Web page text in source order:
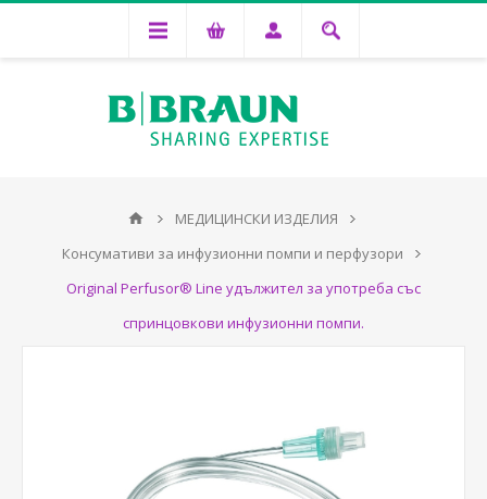
МЕДИЦИНСКИ ИЗДЕЛИЯ
Консумативи за инфузионни помпи и перфузори
Original Perfusor® Line удължител за употреба със
спринцовкови инфузионни помпи.